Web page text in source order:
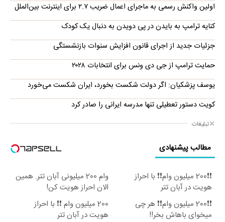
اولین واکنش رسمی به ماجرای اعمال ضریب ۲.۷ برای اینترنت بین‌الملل
کنایه ترامپ به بایدن در پی دویدن به دنبال یک کودک
جزئیات جدید از اجرای قانون افزایش سنوات بازنشستگی
حمایت ترامپ از جی دی ونس برای انتخابات ۲۰۲۸
یوسف پزشکیان: اگر دولت شکست بخورد، ایران شکست می‌خورد
کویت دستور تعطیلی تنها مدرسه ایرانی را صادر کرد
تبلیغات
مطالب پیشنهادی
❗❗200 میلیون وام❗❗ با احراز
هویت در آبان تتر
وام 200 میلیونی آبان تتر. همین
الان احراز هویت کن!
❗❗200 میلیون وام❗❗ هر چی
میخوای باهاش بخر!!
200 میلیون وام ❗❗ با احراز
هویت در آبان تتر